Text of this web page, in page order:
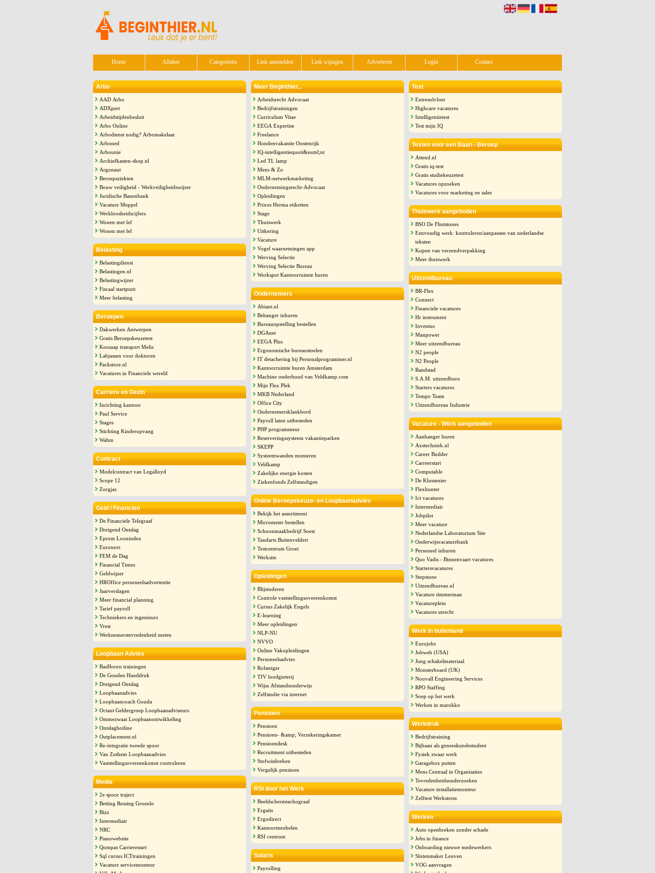
Home Alfabet Categorieën Link aanmelden Link wijzigen Adverteren Login Contact
Arbo
AAD Arbo
ADXpert
Arbeidstijdenbesluit
Arbo Online
Arbodienst nodig? Arbomakelaar
Arboned
Arbounie
Archiefkasten-shop.nl
Argonaut
Beroepsziekten
Bouw veiligheid - Werkveiligheidswijzer
Juridische Banenbank
Vacature Meppel
Werkloosheidscijfers
Wonen met lef
Wonen met lef
Belasting
Belastingdienst
Belastingen.nl
Belastingwijzer
Fiscaal startpunt
Meer belasting
Beroepen
Dakwerken Antwerpen
Gratis Beroepskeuzetest
Kooiaap transport Melis
Labjassen voor doktoren
Packstore.nl
Vacatures in Financiele wereld
Carriere en Gezin
Inrichting kantoor
Paul Service
Stages
Stichting Kinderopvang
Wahm
Contract
Modelcontract van Legalloyd
Scope 12
Zorgjas
Geld / Financien
De Financiele Telegraaf
Dreigend Ontslag
Eprom Loonindex
Euronext
FEM de Dag
Financial Times
Geldwijzer
HROffice personeelsadvertentie
Jaarverslagen
Meer financial planning
Tarief payroll
Techniekers en ingenieurs
Vrest
Werknemerstevredenheid meten
Loopbaan Advies
BasHoorn trainingen
De Gouden Handdruk
Dreigend Ontslag
Loopbaanadvies
Loopbaancoach Gouda
Octant Geldergroep Loopbaanadviseurs
Ommezwaai Loopbaanontwikkeling
Ontslaghotline
Outplacement.nl
Re-integratie tweede spoor
Van Zuthem Loopbaanadvies
Vaststellingsovereenkomst controleren
Media
2e spoor traject
Betting Ressing Groenlo
Bizz
Intermediair
NRC
Pianowebsite
Qompas Carrierestart
Sql cursus ICTtrainingen
Vacature servicemonteur
Meer Beginthier...
Arbeidsrecht Advocaat
Bedrijfstrainingen
Curriculum Vitae
EEGA Expertise
Freelance
Hondenvakantie Oostenrijk
IQ-intelligentiequoti&euml;nt
Led TL lamp
Mens & Zo
MLM-netwerkmarketing
Ondernemingsrecht-Advocaat
Opleidingen
Prixos Herma etiketten
Stage
Thuiswerk
Uitkering
Vacature
Vogel waarnemingen app
Werving Selectie
Werving Selectie Bureau
Workspot Kantoorruimte huren
Ondernemers
Abiant.nl
Behanger inhuren
Bureauopstelling bestellen
DGAnet
EEGA Plus
Ergonomische bureaustoelen
IT detachering bij Personalprogrammer.nl
Kantoorruimte huren Amsterdam
Machine onderhoud van Veldkamp.com
Mijn Flex Plek
MKB Nederland
Office City
Ondernemersklankbord
Payroll laten uitbesteden
PHP programmeur
Reserveringssysteem vakantieparken
SKEPP
Systeemwanden monteren
Veldkamp
Zakelijke energie kosten
Ziekenfonds Zelfstandigen
Online Beroepskeuze- en Loopbaanadvies
Bekijk het assortiment
Micrometer bestellen
Schoonmaakbedrijf Soest
Tandarts Buitenveldert
Testcentrum Groei
Werksite
Opleidingen
Blijstuderen
Controle vaststellingsovereenkomst
Cursus Zakelijk Engels
E-learning
Meer opleidingen
NLP-NU
NVVO
Online Vakopleidingen
Personeelsadvies
Rolsteiger
TIV loodgieterij
Wijss Afstandsonderwijs
Zelfstudie via internet
Pensioen
Pensioen
Pensioen- &amp; Verzekeringskamer
Pensioendesk
Recruitment uitbesteden
Stofwisdoeken
Vergelijk pensioen
RSI door het Werk
Beeldschermtachograaf
Ergatis
Ergodirect
Kantoormeubelen
RSI centrum
Salaris
Payrolling
Test
Entresolvloer
Highcare vacatures
Intelligentietest
Test mijn IQ
Testen voor een Baan - Beroep
Attend.nl
Gratis iq-test
Gratis studiekeuzetest
Vacatures opzoeken
Vacatures voor marketing en sales
Thuiswerk aangeboden
BSO De Flintstones
Eenvoudig werk: kontroleren/aanpassen van nederlandse
teksten
Kopen van verzendverpakking
Meer thuiswerk
Uitzendbureau
BR-Flex
Connect
Financiele vacatures
Hr instrument
Inventus
Manpower
Meer uitzendbureau
N2 people
N2 People
Randstad
S.A.M. uitzendburo
Starters vacatures
Tempo Team
Uitzendbureau Industrie
Vacature - Werk aangeboden
Aanhanger huren
Axstechniek.nl
Career Builder
Carreerstart
Computable
De Klussenier
Flexhunter
Ict vacatures
Intermediair
Jobpilot
Meer vacature
Nederlandse Laboratorium Site
Onderwijsvacaturebank
Personeel inhuren
Quo Vadis - Binnenvaart vacatures
Startersvacatures
Stepstone
Uitzendbureau.nl
Vacature timmerman
Vacatureplein
Vacatures utrecht
Werk in buitenland
Eurojobs
Jobweb (USA)
Jung schakelmateriaal
Monsterboard (UK)
Nouvall Engineering Services
RPO Staffing
Soep op het werk
Werken in marokko
Werkdruk
Bedrijfstraining
Bijbaan als geneeskundestudent
Fysiek zwaar werk
Garagebox putten
Mens Centraal in Organisaties
Tevredenheidsonderzoeken
Vacature installatiemonteur
Zelftest Werkstress
Werken
Auto openbreken zonder schade
Jobs in finance
Onboarding nieuwe medewerkers
Slotenmaker Leuven
VOG aanvragen